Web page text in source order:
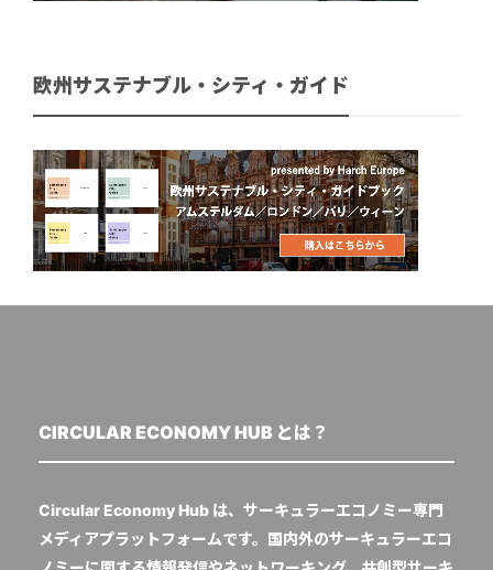
欧州サステナブル・シティ・ガイド
CIRCULAR ECONOMY HUB とは？
Circular Economy Hub は、サーキュラーエコノミー専門
メディアプラットフォームです。国内外のサーキュラーエコ